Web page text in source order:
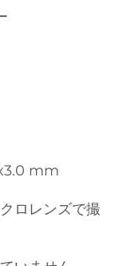
mm
ロレンズで撮